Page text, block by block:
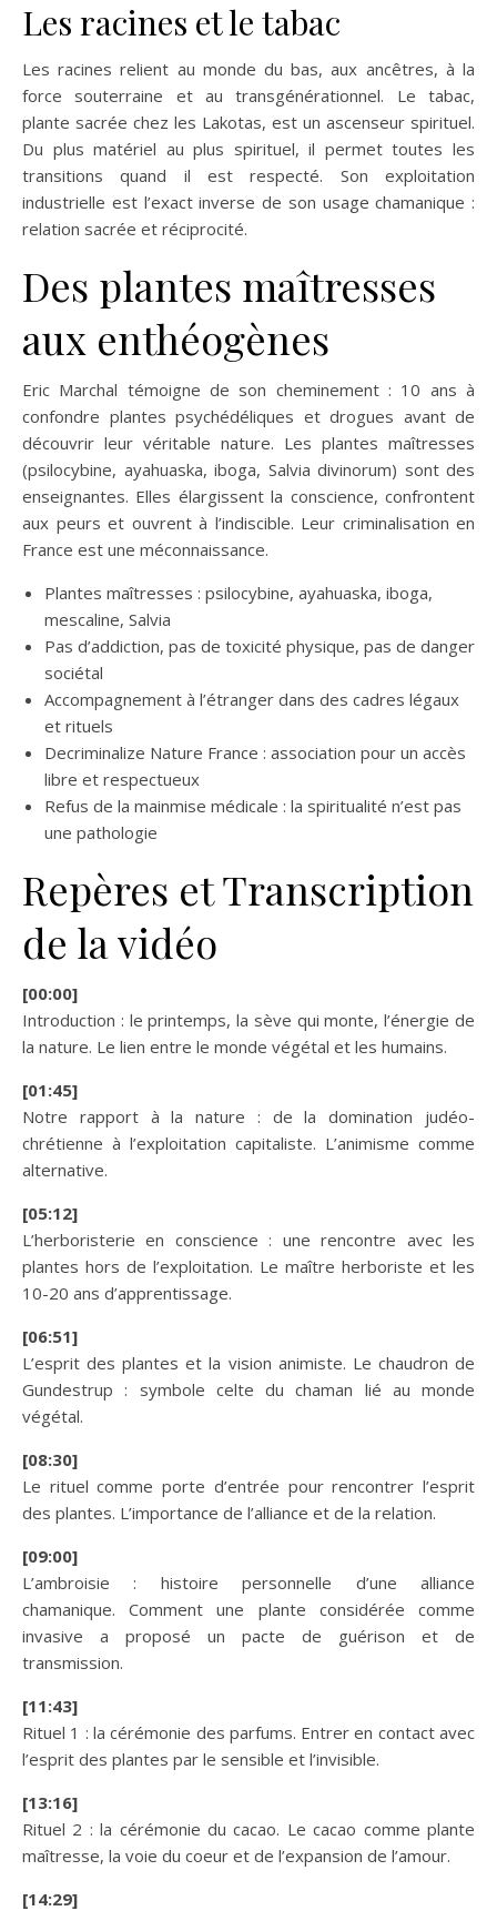
Les racines et le tabac
Les racines relient au monde du bas, aux ancêtres, à la
force souterraine et au transgénérationnel. Le tabac,
plante sacrée chez les Lakotas, est un ascenseur spirituel.
Du plus matériel au plus spirituel, il permet toutes les
transitions quand il est respecté. Son exploitation
industrielle est l’exact inverse de son usage chamanique :
relation sacrée et réciprocité.
Des plantes maîtresses
aux enthéogènes
Eric Marchal témoigne de son cheminement : 10 ans à
confondre plantes psychédéliques et drogues avant de
découvrir leur véritable nature. Les plantes maîtresses
(psilocybine, ayahuaska, iboga, Salvia divinorum) sont des
enseignantes. Elles élargissent la conscience, confrontent
aux peurs et ouvrent à l’indiscible. Leur criminalisation en
France est une méconnaissance.
Plantes maîtresses : psilocybine, ayahuaska, iboga,
mescaline, Salvia
Pas d’addiction, pas de toxicité physique, pas de danger
sociétal
Accompagnement à l’étranger dans des cadres légaux
et rituels
Decriminalize Nature France : association pour un accès
libre et respectueux
Refus de la mainmise médicale : la spiritualité n’est pas
une pathologie
Repères et Transcription
de la vidéo
[00:00]
Introduction : le printemps, la sève qui monte, l’énergie de
la nature. Le lien entre le monde végétal et les humains.
[01:45]
Notre rapport à la nature : de la domination judéo-
chrétienne à l’exploitation capitaliste. L’animisme comme
alternative.
[05:12]
L’herboristerie en conscience : une rencontre avec les
plantes hors de l’exploitation. Le maître herboriste et les
10-20 ans d’apprentissage.
[06:51]
L’esprit des plantes et la vision animiste. Le chaudron de
Gundestrup : symbole celte du chaman lié au monde
végétal.
[08:30]
Le rituel comme porte d’entrée pour rencontrer l’esprit
des plantes. L’importance de l’alliance et de la relation.
[09:00]
L’ambroisie : histoire personnelle d’une alliance
chamanique. Comment une plante considérée comme
invasive a proposé un pacte de guérison et de
transmission.
[11:43]
Rituel 1 : la cérémonie des parfums. Entrer en contact avec
l’esprit des plantes par le sensible et l’invisible.
[13:16]
Rituel 2 : la cérémonie du cacao. Le cacao comme plante
maîtresse, la voie du coeur et de l’expansion de l’amour.
[14:29]